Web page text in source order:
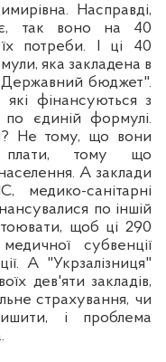
Насправді,
є, так воно на 40
їх потреби. І ці 40
яка закладена в
Державний бюджет".
фінансуються з
по єдиній формулі.
Не тому, що вони
плати, тому що
А заклади
медико-санітарні
по іншій
щоб ці 290
субвенції
А "Укрзалізниця"
дев'яти закладів,
льне страхування, чи
і проблема